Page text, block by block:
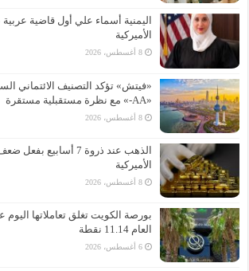
اليمنية أسماء علي أول قاضية
الأميركية
8 أغسطس، 2026
«فيتش» تؤكد التصنيف الائتماني
«AA-» مع نظرة مستقبلية مستقرة
8 أغسطس، 2026
الذهب عند ذروة 7
الأميركية
8 أغسطس، 2026
بورصة الكويت تغلق تعاملاتها
العام 11.14 نقطة
6 أغسطس، 2026